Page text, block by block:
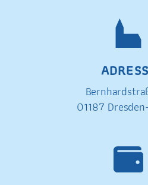
01187